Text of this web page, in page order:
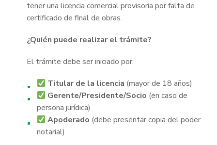
tener una licencia comercial provisoria por falta de
certificado de final de obras.
¿Quién puede realizar el trámite?
El trámite debe ser iniciado por:
Titular de la licencia (mayor de 18 años)
Gerente/Presidente/Socio (en caso de
persona jurídica)
Apoderado (debe presentar copia del poder
notarial)